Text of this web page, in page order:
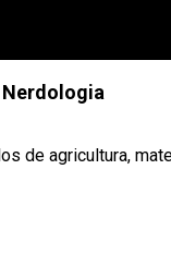
de agricultura,